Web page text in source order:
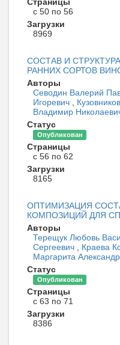
с 50 по 56
Загрузки
8969
СОСТАВ И
РАННИХ СОРТОВ
Авторы
Севодин Валерий
Игоревич
Владимир
Статус
Опубликован
Страницы
с 56 по 62
Загрузки
8165
ОПТИМИЗАЦИЯ
КОМПОЗИЦИЙ ДЛЯ
Авторы
Терещук Любовь
Сергеевич
Краева
Маргарита
Статус
Опубликован
Страницы
с 63 по 71
Загрузки
8386